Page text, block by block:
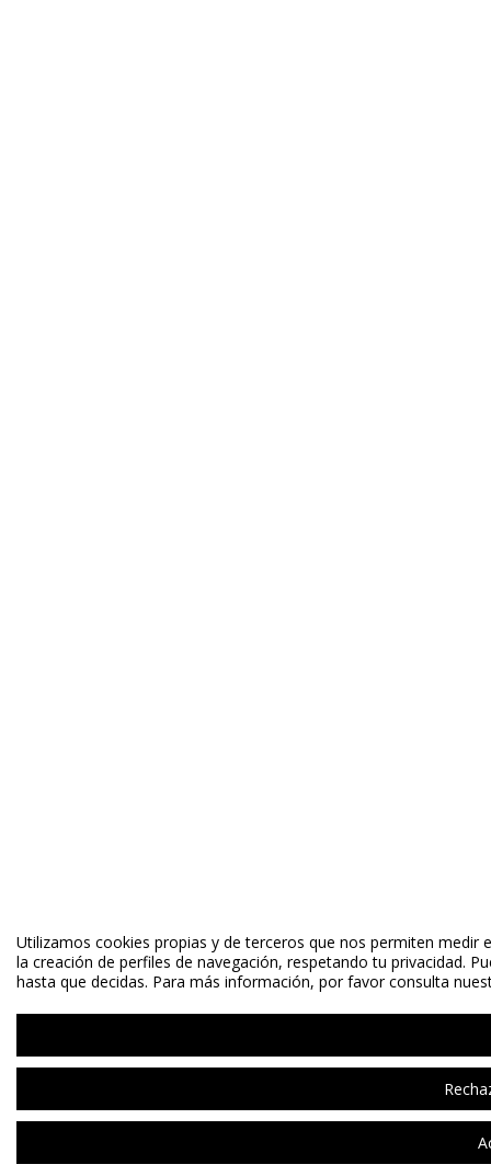
Utilizamos cookies propias y de terceros que nos permiten
la creación de perfiles de navegación, respetando tu privacidad.
hasta que decidas. Para más información, por favor consulta